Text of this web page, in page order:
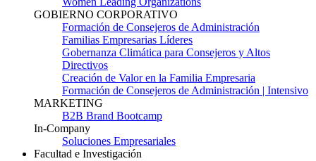
GOBIERNO CORPORATIVO
Formación de Consejeros de Administración
Familias Empresarias Líderes
Gobernanza Climática para Consejeros y Altos
Directivos
Creación de Valor en la Familia Empresaria
Formación de Consejeros de Administración | Intensivo
MARKETING
B2B Brand Bootcamp
In-Company
Soluciones Empresariales
Facultad e Investigación